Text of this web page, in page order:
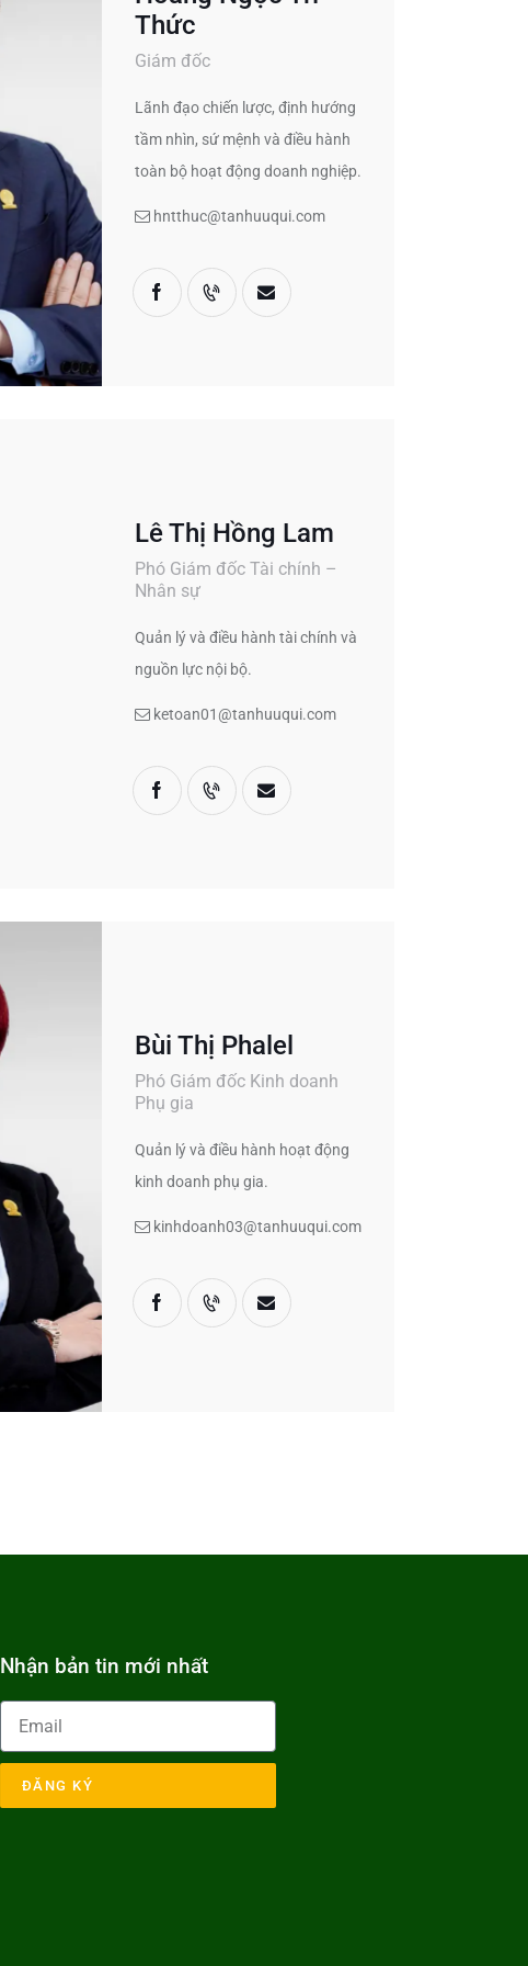
Thức
Giám đốc
Lãnh đạo chiến lược, định hướng
tầm nhìn, sứ mệnh và điều hành
toàn bộ hoạt động doanh nghiệp.
hntthuc@tanhuuqui.com
Lê Thị Hồng Lam
Phó Giám đốc Tài chính –
Nhân sự
Quản lý và điều hành tài chính và
nguồn lực nội bộ.
ketoan01@tanhuuqui.com
Bùi Thị Phalel
Phó Giám đốc Kinh doanh
Phụ gia
Quản lý và điều hành hoạt động
kinh doanh phụ gia.
kinhdoanh03@tanhuuqui.com
Nhận bản tin mới nhất
ĐĂNG KÝ